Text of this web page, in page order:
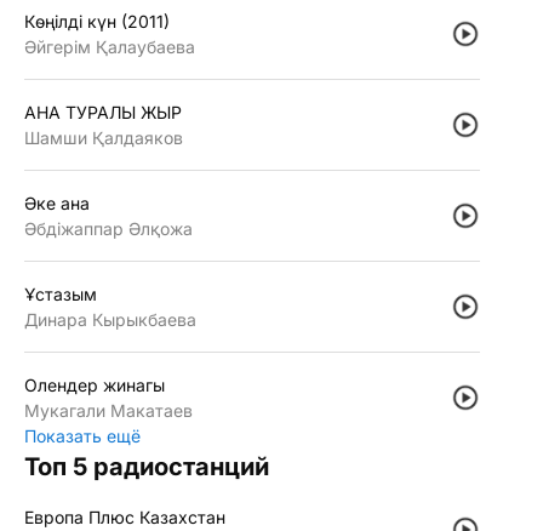
Көңiлдi күн (2011)
Әйгерiм Қалаубаева
АНА ТУРАЛЫ ЖЫР
Шамши Қалдаяков
Әке ана
Әбдiжаппар Әлқожа
Ұстазым
Динара Кырыкбаева
Олендер жинагы
Мукагали Макатаев
Показать ещё
Топ 5 радиостанций
Европа Плюс Казахстан